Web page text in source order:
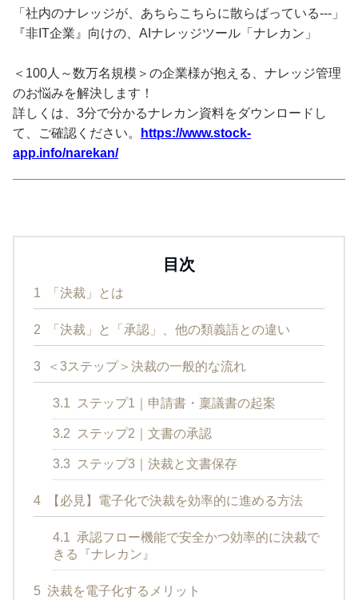
「社内のナレッジが、あちらこちらに散らばっている---」
『非IT企業』向けの、AIナレッジツール「ナレカン」
＜100人～数万名規模＞の企業様が抱える、ナレッジ管理
のお悩みを解決します！
詳しくは、3分で分かるナレカン資料をダウンロードし
て、ご確認ください。
https://www.stock-
app.info/narekan/
目次
1 「決裁」とは
2 「決裁」と「承認」、他の類義語との違い
3 ＜3ステップ＞決裁の一般的な流れ
3.1 ステップ1｜申請書・稟議書の起案
3.2 ステップ2｜文書の承認
3.3 ステップ3｜決裁と文書保存
4 【必見】電子化で決裁を効率的に進める方法
4.1 承認フロー機能で安全かつ効率的に決裁で
きる『ナレカン』
5 決裁を電子化するメリット